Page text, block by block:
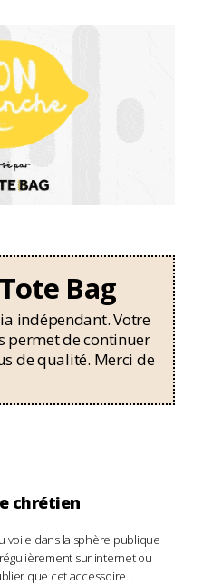
Bag
indépendant. Votre
permet de continuer
de qualité. Merci de
chrétien
voile dans la sphère publique
sur internet ou
que cet accessoire...